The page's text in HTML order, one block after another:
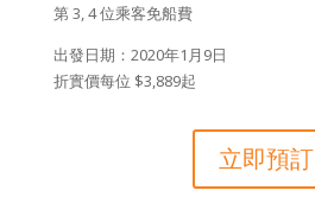
第 3, 4 位乘客免船費
出發日期：2020年1月9日
折實價每位 $3,889起
立即預訂